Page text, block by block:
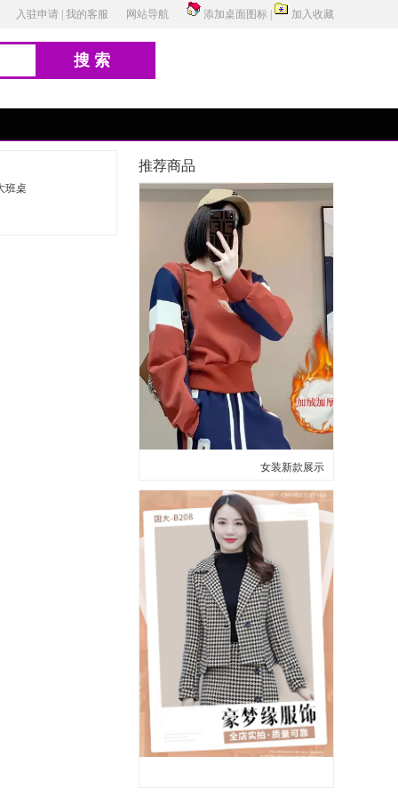
入驻申请 我的客服 网站导航 添加桌面图标 加入收藏
搜索
班桌
推荐商品
女装新款展示